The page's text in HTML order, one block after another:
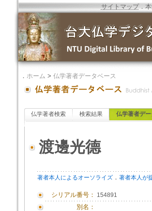
サイトマップ．
． ホーム > 仏学著者データベース
仏学著者検索 検索結果 仏学著者デ
渡邊光德
著者本人によるオーソライズ． 著者本人が
シリアル番号： 154891
別名：